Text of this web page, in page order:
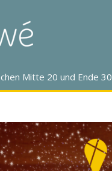
Mitte 20 und Ende 30